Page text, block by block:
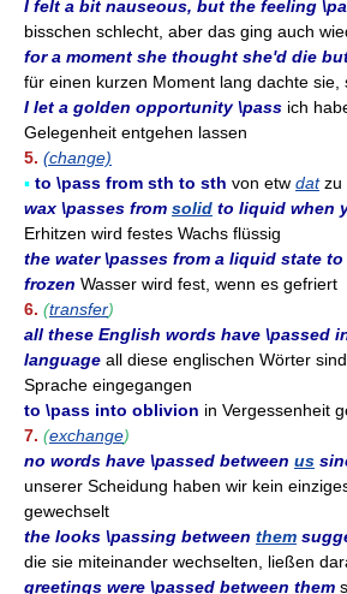
I felt a bit nauseous, but the feeling
bisschen schlecht, aber das ging auch
for a moment she thought she'd die
für einen kurzen Moment lang dachte sie,
I let a golden opportunity \pass ich
Gelegenheit entgehen lassen
5. (change)
▪ to \pass from sth to sth von etw datzu
wax \passes from solid to liquid when
Erhitzen wird festes Wachs flüssig
the water \passes from a liquid state to
frozen Wasser wird fest, wenn es gefriert
6. (transfer)
all these English words have \passed
language all diese englischen Wörter
Sprache eingegangen
to \pass into oblivion in Vergessenheit
7. (exchange)
no words have \passed between us
unserer Scheidung haben wir kein
gewechselt
the looks \passing between them
die sie miteinander wechselten, ließen
greetings were \passed between them